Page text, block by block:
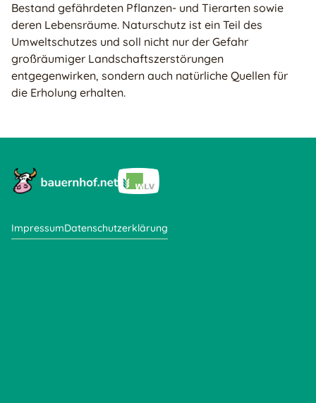
Bestand gefährdeten Pflanzen- und Tierarten sowie
deren Lebensräume. Naturschutz ist ein Teil des
Umweltschutzes und soll nicht nur der Gefahr
großräumiger Landschaftszerstörungen
entgegenwirken, sondern auch natürliche Quellen für
die Erholung erhalten.
ImpressumDatenschutzerklärung